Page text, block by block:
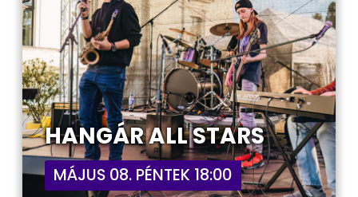
HANGÁR ALL STARS
MÁJUS 08. PÉNTEK 18:00